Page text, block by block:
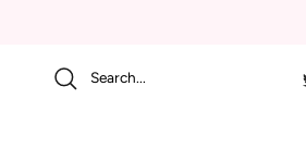
Search...